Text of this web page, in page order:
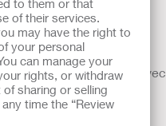
to them or that
of their services.
may have the right to
your personal
can manage your
rights, or withdraw
sharing or selling
time the “Review
l’UE sont marqués avec
besoin